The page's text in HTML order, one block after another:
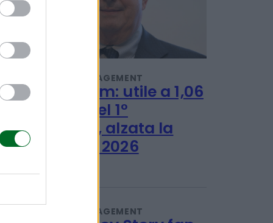
IMPRESA E MANAGEMENT
Banco Bpm: utile a 1,06
guidance 2026